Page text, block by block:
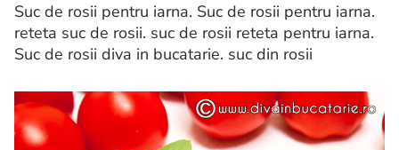
Suc de rosii pentru iarna. Suc de rosii pentru iarna.
reteta suc de rosii. suc de rosii reteta pentru iarna.
Suc de rosii diva in bucatarie. suc din rosii